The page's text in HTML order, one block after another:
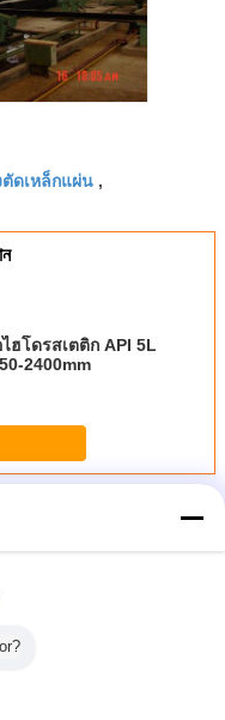
ตัดเหล็กแผ่น ,
ฮโดรสเตติก API 5L
2400mm